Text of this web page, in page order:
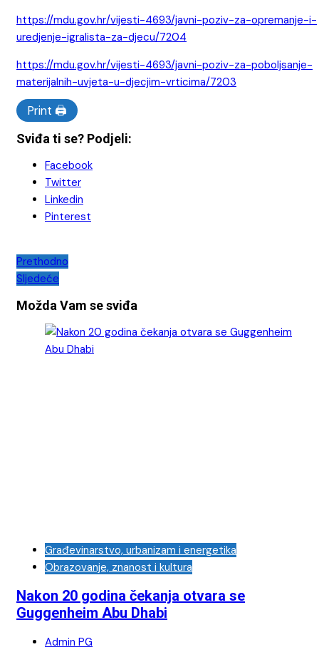
https://mdu.gov.hr/vijesti-4693/javni-poziv-za-opremanje-i-
uredjenje-igralista-za-djecu/7204
https://mdu.gov.hr/vijesti-4693/javni-poziv-za-poboljsanje-
materijalnih-uvjeta-u-djecjim-vrticima/7203
Print 🖨
Sviđa ti se? Podjeli:
Facebook
Twitter
Linkedin
Pinterest
Navigacija
objava
Prethodno
Sljedeće
Možda Vam se sviđa
Građevinarstvo, urbanizam i energetika
Obrazovanje, znanost i kultura
Nakon 20 godina čekanja otvara se
Guggenheim Abu Dhabi
Admin PG